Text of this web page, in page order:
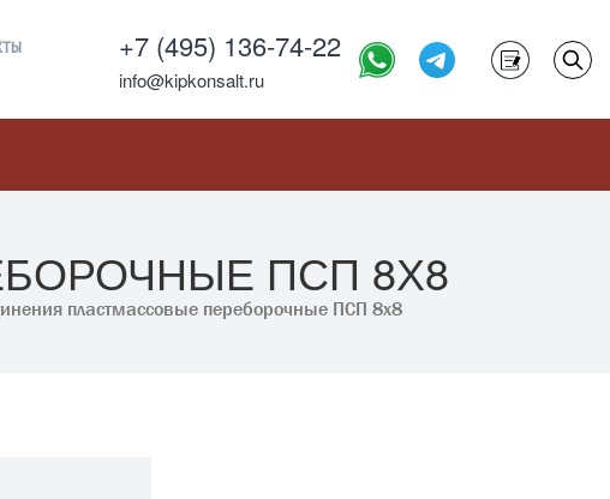
+7 (495) 136-74-22
info@kipkonsalt.ru
ПСП 8Х8
пластмассовые переборочные ПСП 8х8